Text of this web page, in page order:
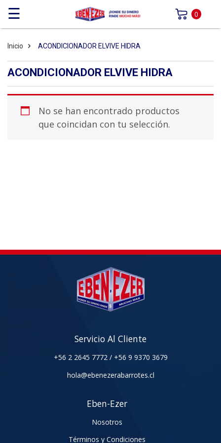
☰ 0
Inicio ACONDICIONADOR ELVIVE HIDRA
ACONDICIONADOR ELVIVE HIDRA
No se han encontrado productos
que coincidan con tu selección.
Servicio Al Cliente
+56 2 2645 7772 / +56 9 9370 3679
hola@ebenezerabarrotes.cl
Eben-Ezer
Nosotros
Términos y Condiciones